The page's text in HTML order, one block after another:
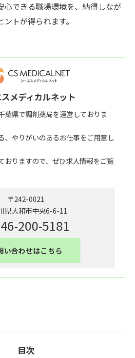
心できる職場環境を、納得しなが
トが得られます。
メディカルネット
葉県で調剤薬局を運営しておりま
、やりがいのあるお仕事をご用意し
おりますので、ぜひ求人情報をご覧
〒242-0021
県大和市中央6-6-11
200-5181
い合わせはこちら
目次